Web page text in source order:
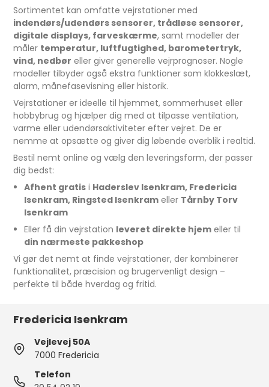
Sortimentet kan omfatte vejrstationer med
indendørs/udendørs sensorer, trådløse sensorer,
digitale displays, farveskærme, samt modeller der
måler temperatur, luftfugtighed, barometertryk,
vind, nedbør eller giver generelle vejrprognoser. Nogle
modeller tilbyder også ekstra funktioner som klokkeslæt,
alarm, månefasevisning eller historik.
Vejrstationer er ideelle til hjemmet, sommerhuset eller
hobbybrug og hjælper dig med at tilpasse ventilation,
varme eller udendørsaktiviteter efter vejret. De er
nemme at opsætte og giver dig løbende overblik i realtid.
Bestil nemt online og vælg den leveringsform, der passer
dig bedst:
Afhent gratisi Haderslev Isenkram, Fredericia
Isenkram, Ringsted Isenkrameller Tårnby Torv
Isenkram
Eller få din vejrstation leveret direkte hjemeller til
din nærmeste pakkeshop
Vi gør det nemt at finde vejrstationer, der kombinerer
funktionalitet, præcision og brugervenligt design –
perfekte til både hverdag og fritid.
Fredericia Isenkram
Vejlevej 50A
7000 Fredericia
Telefon